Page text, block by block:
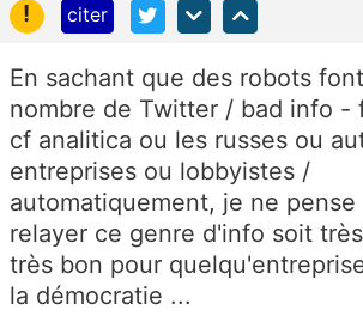
!
citer
En sachant que des robots
nombre de Twitter / bad info -
cf analitica ou les russes ou
entreprises ou lobbyistes /
automatiquement, je ne pense
relayer ce genre d'info soit
très bon pour
la démocratie ...